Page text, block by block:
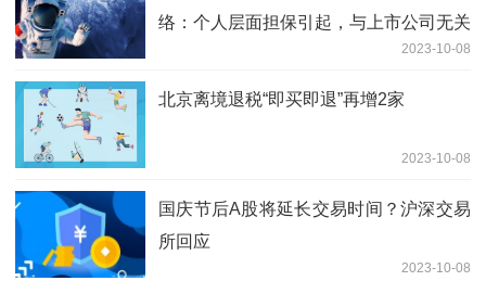
络：个人层面担保引起，与上市公司无关
2023-10-08
北京离境退税“即买即退”再增2家
2023-10-08
国庆节后A股将延长交易时间？沪深交易
所回应
2023-10-08